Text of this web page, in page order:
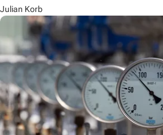
Julian Korb